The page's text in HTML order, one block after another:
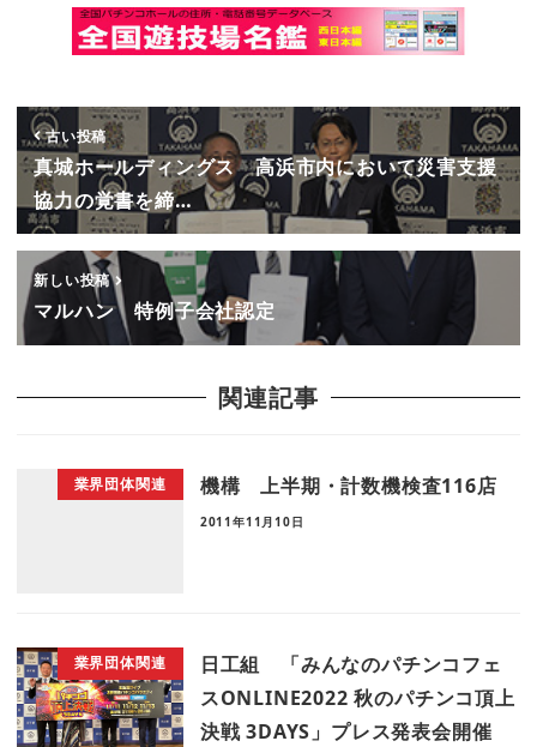
古い投稿
真城ホールディングス 高浜市内において災害支援
協力の覚書を締…
新しい投稿
マルハン 特例子会社認定
関連記事
業界団体関連 機構 上半期・計数機検査116店
2011年11月10日
業界団体関連
日工組 「みんなのパチンコフェ
スONLINE2022 秋のパチンコ頂上
決戦 3DAYS」プレス発表会開催